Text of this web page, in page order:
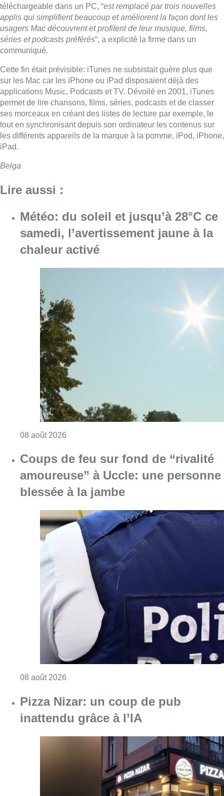
téléchargeable dans un PC, “est remplacé par trois nouvelles
applis qui simplifient beaucoup et améliorent la façon dont les
usagers Mac découvrent et profitent de leur musique, films,
séries et podcasts préférés“, a explicité la firme dans un
communiqué.
Cette fin était prévisible: iTunes ne subsistait guère plus que
sur les Mac car les iPhone ou iPad disposaient déjà des
applications Music, Podcasts et TV. Dévoilé en 2001, iTunes
permet de lire chansons, films, séries, podcasts et de classer
ses morceaux en créant des listes de lecture par exemple, le
tout en synchronisant depuis son ordinateur les contenus sur
les différents appareils de la marque à la pomme, iPod, iPhone,
iPad.
Belga
Lire aussi :
Météo: du soleil et jusqu’à 28°C ce
samedi, l’avertissement jaune à la
chaleur activé
08 août 2026
Coups de feu sur fond de “rivalité
amoureuse” à Uccle: une personne
blessée à la jambe
08 août 2026
Pizza Nizar: un coup de pub
inattendu grâce à l’IA